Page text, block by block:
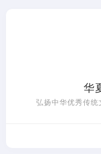
华
弘扬中华优秀传统